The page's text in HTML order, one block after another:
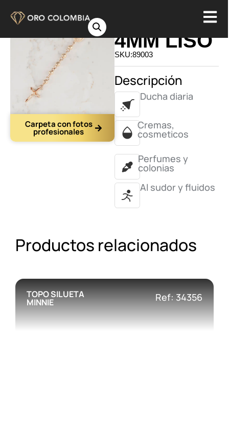
Carpeta con fotos
profesionales
ROSARIO
4MM LISO
SKU:89003
Descripción
Ducha diaria
Cremas,
cosmeticos
Perfumes y
colonias
Al sudor y fluidos
Productos relacionados
TOPO SILUETA
MINNIE Ref: 34356